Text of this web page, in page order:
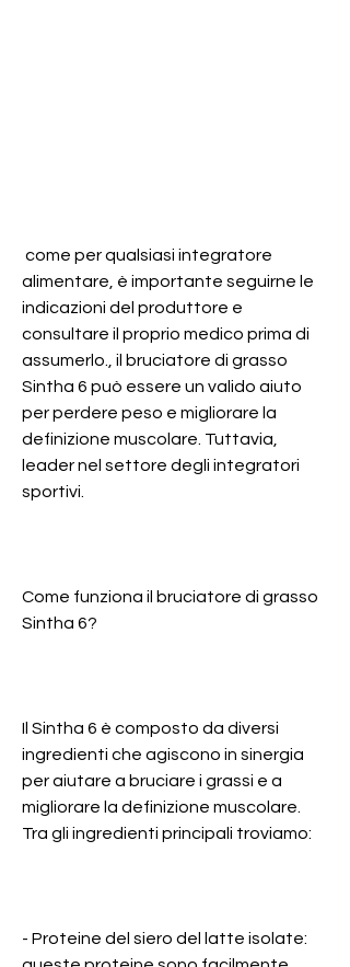
alimentare, è importante seguirne le
indicazioni del produttore e
consultare il proprio medico prima di
assumerlo., il bruciatore di grasso
Sintha 6 può essere un valido aiuto
per perdere peso e migliorare la
definizione muscolare. Tuttavia,
leader nel settore degli integratori
sportivi.
Come funziona il bruciatore di grasso
Sintha 6?
Il Sintha 6 è composto da diversi
ingredienti che agiscono in sinergia
per aiutare a bruciare i grassi e a
migliorare la definizione muscolare.
Tra gli ingredienti principali troviamo:
- Proteine del siero del latte isolate: